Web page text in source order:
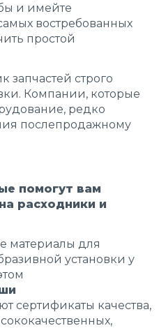
и имейте
востребованных
простой
запчастей строго
Компании, которые
редко
послепродажному
помогут вам
расходники и
материалы для
установки у
сертификаты качества,